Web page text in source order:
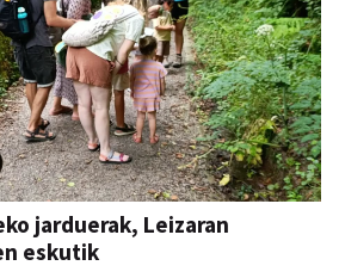
jarduerak, Leizaran
eskutik